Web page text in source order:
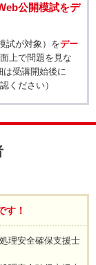
公開模試をデ
試が対象）をデー
上で問題を見な
受講開始後に
ください）
す！
理安全確保支援士